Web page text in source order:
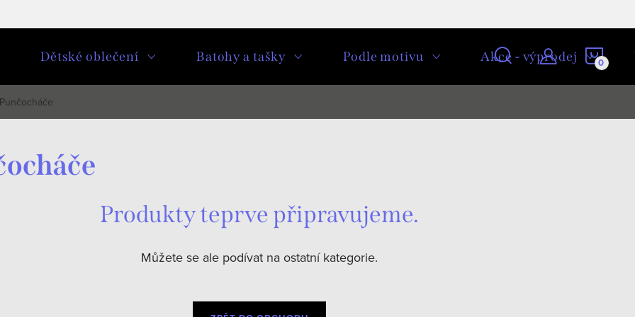
Dětské oblečení Batohy a tašky Podle motivu Akce - výprodej
Punčocháče
Produkty teprve připravujeme.
Můžete se ale podívat na ostatní kategorie.